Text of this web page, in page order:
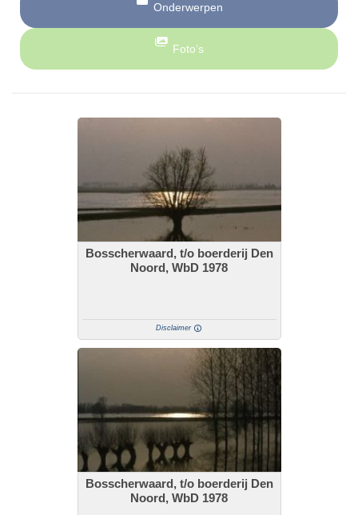
Onderwerpen
Foto’s
Bosscherwaard, t/o boerderij Den
Noord, WbD 1978
Disclaimer
Bosscherwaard, t/o boerderij Den
Noord, WbD 1978